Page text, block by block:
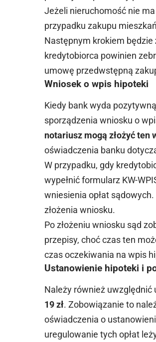
Jeżeli nieruchomość nie
przypadku zakupu
Następnym krokiem będzie
kredytobiorca powinien
umowę przedwstępną
Wniosek o wpis hipoteki
Kiedy bank wyda
sporządzenia wniosku o
notariusz mogą złożyć ten
oświadczenia banku
W przypadku, gdy
wypełnić formularz KW-
wniesienia opłat
złożenia wniosku.
Po złożeniu wniosku sąd
przepisy, choć czas ten
czas oczekiwania na wpis
Ustanowienie hipoteki i
Należy również uwzględnić
19 zł. Zobowiązanie to
oświadczenia o
uregulowanie tych opłat